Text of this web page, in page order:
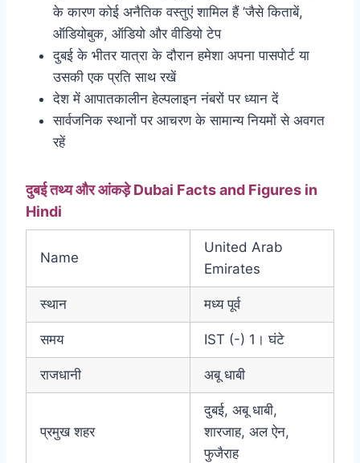
के कारण कोई अनैतिक वस्तुएं शामिल हैं ’जैसे किताबें,
ऑडियोबुक, ऑडियो और वीडियो टेप
दुबई के भीतर यात्रा के दौरान हमेशा अपना पासपोर्ट या
उसकी एक प्रति साथ रखें
देश में आपातकालीन हेल्पलाइन नंबरों पर ध्यान दें
सार्वजनिक स्थानों पर आचरण के सामान्य नियमों से अवगत
रहें
दुबई तथ्य और आंकड़े Dubai Facts and Figures in
Hindi
Name
United Arab
Emirates
स्थान मध्य पूर्व
समय IST (-) 1। घंटे
राजधानी अबू धाबी
प्रमुख शहर
दुबई, अबू धाबी,
शारजाह, अल ऐन,
फुजैराह